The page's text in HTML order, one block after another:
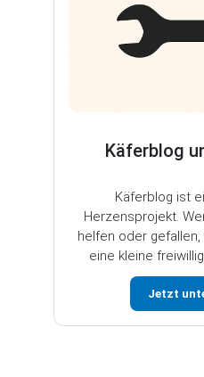
Käferblog
Käferblog ist
Herzensprojekt.
helfen oder
eine kleine
Jetzt